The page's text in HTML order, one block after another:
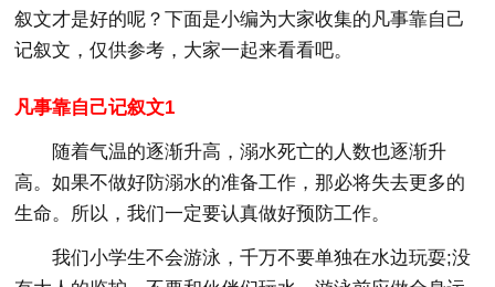
叙文才是好的呢？下面是小编为大家收集的凡事靠自己
记叙文，仅供参考，大家一起来看看吧。
凡事靠自己记叙文1
随着气温的逐渐升高，溺水死亡的人数也逐渐升
高。如果不做好防溺水的准备工作，那必将失去更多的
生命。所以，我们一定要认真做好预防工作。
我们小学生不会游泳，千万不要单独在水边玩耍;没